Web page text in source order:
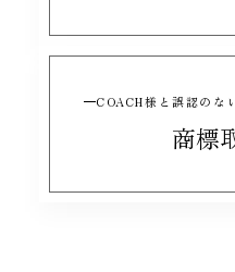
COACH様と誤認のな
商標